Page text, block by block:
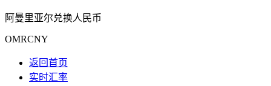
阿曼里亚尔兑换人民币
OMRCNY
返回首页
实时汇率